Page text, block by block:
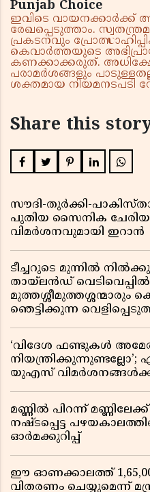
Punjab Choice
ഇവിടെ വായനക്കാർക്ക്
രേഖപ്പെടുത്താം.
പ്രകടനവും
കെവാർത്തയുടെ
കണക്കാക്കരുത്.
പരാമർശങ്ങളും
ശക്തമായ നിയമനടപടി
Share this
സൗദി-തുർക്കി-
പുതിയ സൈനിക
വിമർശനവുമായി ഇറാൻ
ടീച്ചറുടെ മുന്നിൽ
തായ്‌ലൻഡ്
മുത്തശ്ശീമുത്തശ്ശന്മാരും
ഞെട്ടിക്കുന്ന
‘വിദേശ ഫണ്ടുകൾ
യുഎസ് വിമർശനങ്ങൾക്ക്
മണ്ണിൽ പിറന്ന്
നഷ്ടപ്പെട്ട
ഓർമക്കുറിപ്പ്
ഈ ഓണക്കാലത്ത്
വിതരണം ചെയ്യുമെന്ന്